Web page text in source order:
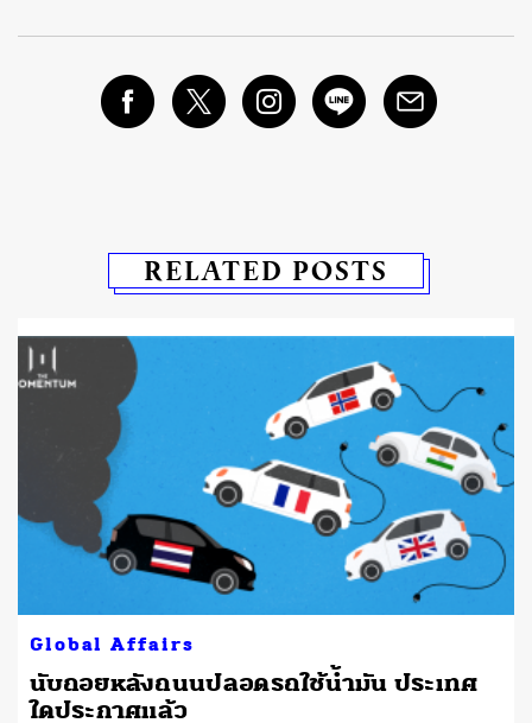
RELATED POSTS
Global Affairs
นับถอยหลังถนนปลอดรถใช้น้ำมัน ประเทศ
ใดประกาศแล้ว